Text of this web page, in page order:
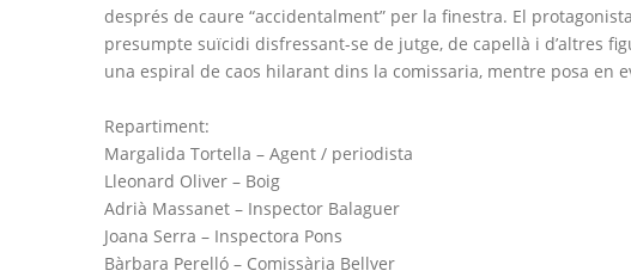
després de caure “accidentalment” per la finestra. El
presumpte suïcidi disfressant-se de jutge, de capellà i d’altres
una espiral de caos hilarant dins la comissaria, mentre posa en
Repartiment:
Margalida Tortella – Agent / periodista
Lleonard Oliver – Boig
Adrià Massanet – Inspector Balaguer
Joana Serra – Inspectora Pons
Bàrbara Perelló – Comissària Bellver